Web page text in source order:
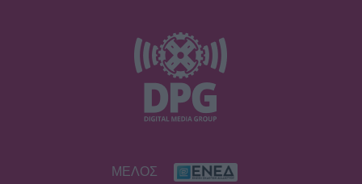
Summer girl η Μπιάνκα Κρασσά! Στη
Μύκονο με τη μητέρα της, Βίκυ Καγιά
– Εντυπωσίασαν με το look τους
ΜΕΛΟΣ